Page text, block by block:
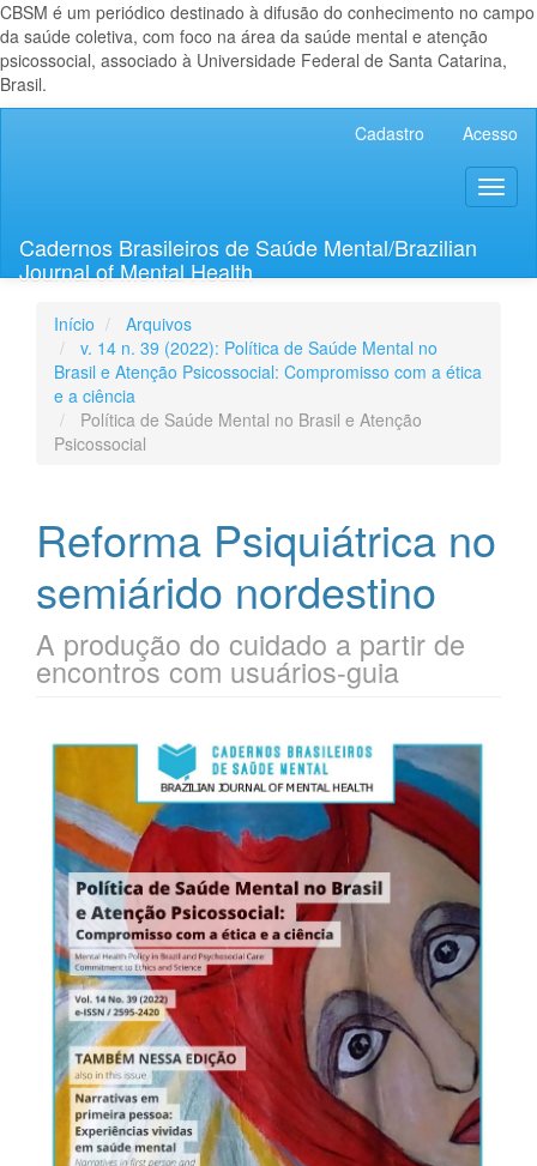
CBSM é um periódico destinado à difusão do conhecimento no campo
da saúde coletiva, com foco na área da saúde mental e atenção
psicossocial, associado à Universidade Federal de Santa Catarina,
Brasil.
Lateral
Cadastro Acesso
Cadernos Brasileiros de Saúde Mental/Brazilian
Journal of Mental Health
Início
Arquivos
v. 14 n. 39 (2022): Política de Saúde Mental no
Brasil e Atenção Psicossocial: Compromisso com a ética
e a ciência
Política de Saúde Mental no Brasil e Atenção
Psicossocial
Reforma Psiquiátrica no
semiárido nordestino
A produção do cuidado a partir de
encontros com usuários-guia
Barra
lateral
de
artigos